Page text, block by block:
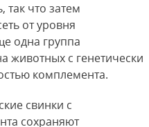
так что затем
от уровня
одна группа
животных с генетически
комплемента.
свинки с
сохраняют